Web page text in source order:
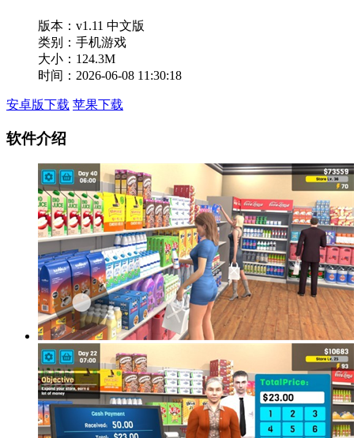
版本： v1.11 中文版
类别：手机游戏
大小：124.3M
时间：2026-06-08 11:30:18
安卓版下载 苹果下载
软件介绍